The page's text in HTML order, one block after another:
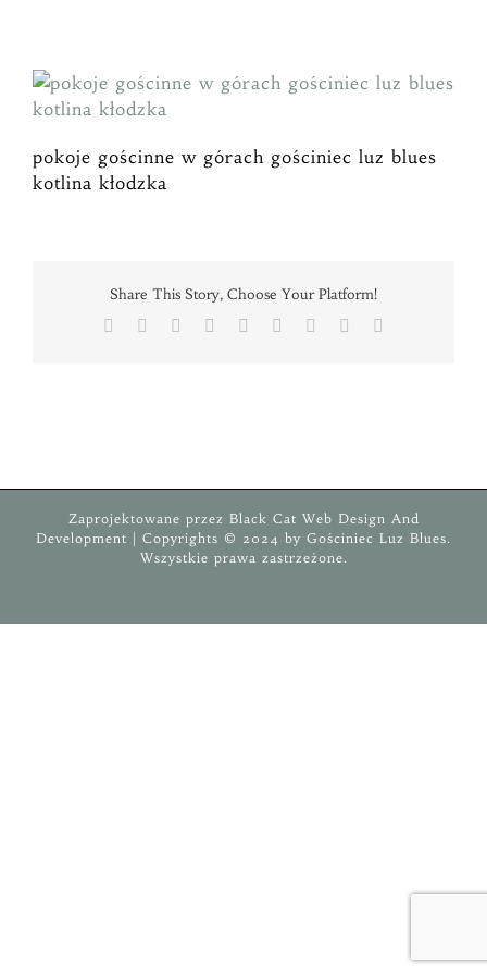
zawartości
pokoje gościnne w górach gościniec luz blues
kotlina kłodzka
Share This Story, Choose Your Platform!
Facebook RedditLinkedIn
TumblrPinterest Xing
Zaprojektowane przez Black Cat Web Design And
Development | Copyrights © 2024 by Gościniec Luz Blues.
Wszystkie prawa zastrzeżone.